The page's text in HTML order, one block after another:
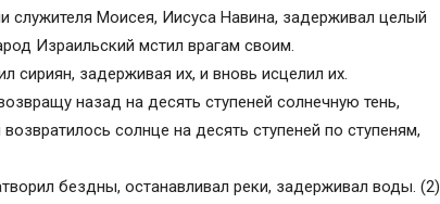
служителя Моисея, Иисуса Навина, задерживал целый
Израильский мстил врагам своим.
сириян, задерживая их, и вновь исцелил их.
назад на десять ступеней солнечную тень,
солнце на десять ступеней по ступеням,
бездны, останавливал реки, задерживал воды. (2)